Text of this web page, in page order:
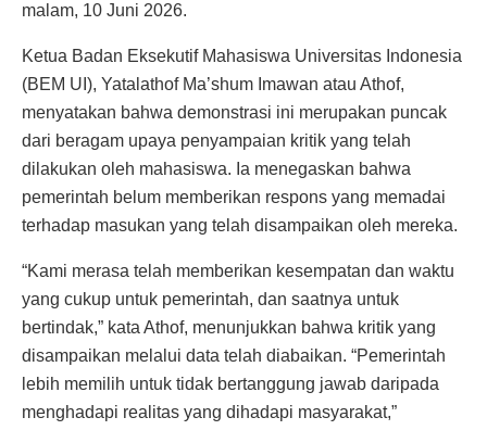
malam, 10 Juni 2026.
Ketua Badan Eksekutif Mahasiswa Universitas Indonesia
(BEM UI), Yatalathof Ma’shum Imawan atau Athof,
menyatakan bahwa demonstrasi ini merupakan puncak
dari beragam upaya penyampaian kritik yang telah
dilakukan oleh mahasiswa. Ia menegaskan bahwa
pemerintah belum memberikan respons yang memadai
terhadap masukan yang telah disampaikan oleh mereka.
“Kami merasa telah memberikan kesempatan dan waktu
yang cukup untuk pemerintah, dan saatnya untuk
bertindak,” kata Athof, menunjukkan bahwa kritik yang
disampaikan melalui data telah diabaikan. “Pemerintah
lebih memilih untuk tidak bertanggung jawab daripada
menghadapi realitas yang dihadapi masyarakat,”